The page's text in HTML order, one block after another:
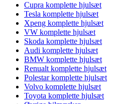
Cupra komplette hjulsæt
Tesla komplette hjulsæt
Xpeng komplette hjulsæt
VW komplette hjulsæt
Skoda komplette hjulsæt
Audi komplette hjulsæt
BMW komplette hjulsæt
Renualt komplette hjulsæt
Polestar komplette hjulsæt
Volvo komplette hjulsæt
Toyota komplette hjulsæt